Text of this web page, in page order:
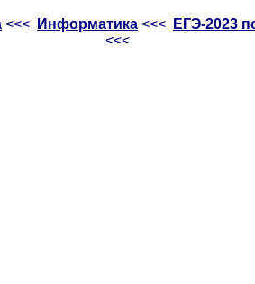
<<< Информатика <<<
ЕГЭ-2023
<<<